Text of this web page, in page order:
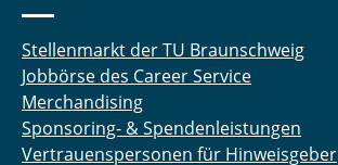
Stellenmarkt der TU Braunschweig
Jobbörse des Career Service
Merchandising
Sponsoring- & Spendenleistungen
Vertrauenspersonen für Hinweisgeber